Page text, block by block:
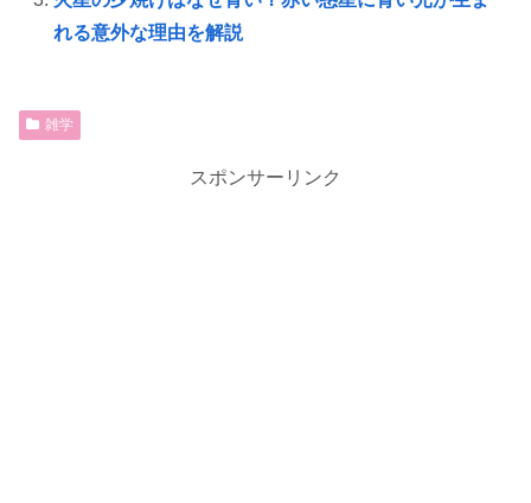
れる意外な理由を解説
雑学
スポンサーリンク